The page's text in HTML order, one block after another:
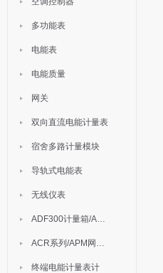
多功能表
电能表
电能质量
网关
双向直流电能计量表
宿舍多路计量模块
导轨式电能表
无线仪表
ADF300计量箱/AEW无线计量
ACR系列/APM网络电力仪表
终端电能计量表计